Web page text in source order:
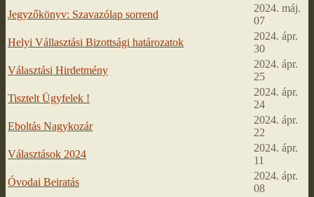
Jegyzőkönyv: Szavazólap sorrend
2024. máj.
07
Helyi Vállasztási Bizottsági határozatok
2024. ápr.
30
Választási Hirdetmény
2024. ápr.
25
Tisztelt Ügyfelek !
2024. ápr.
24
Eboltás Nagykozár
2024. ápr.
22
Választások 2024
2024. ápr.
11
Óvodai Beiratás
2024. ápr.
08